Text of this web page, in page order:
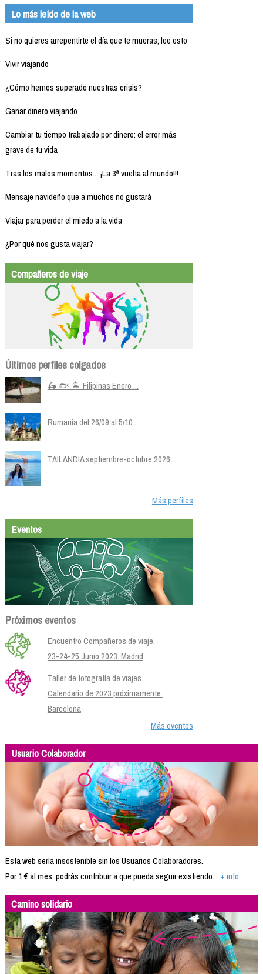
Lo más leído de la web
Si no quieres arrepentirte el día que te mueras, lee esto
Vivir viajando
¿Cómo hemos superado nuestras crisis?
Ganar dinero viajando
Cambiar tu tiempo trabajado por dinero: el error más
grave de tu vida
Tras los malos momentos... ¡La 3ª vuelta al mundo!!!
Mensaje navideño que a muchos no gustará
Viajar para perder el miedo a la vida
¿Por qué nos gusta viajar?
Compañeros de viaje
Últimos perfiles colgados
🛵 🐟 🏝️ Filipinas Enero ...
Rumanía del 26/09 al 5/10...
TAILANDIA septiembre-octubre 2026...
Más perfiles
Eventos
Próximos eventos
Encuentro Compañeros de viaje.
23-24-25 Junio 2023. Madrid
Taller de fotografía de viajes.
Calendario de 2023 próximamente.
Barcelona
Más eventos
Usuario Colaborador
Esta web sería insostenible sin los Usuarios Colaboradores.
Por 1 € al mes, podrás contribuir a que pueda seguir existiendo... + info
Camino solidario